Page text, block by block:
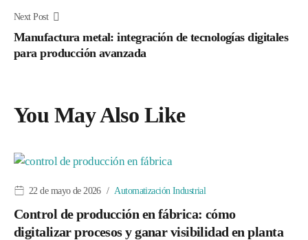
Next Post
Manufactura metal: integración de tecnologías digitales
para producción avanzada
You May Also Like
22 de mayo de 2026 Automatización Industrial
Control de producción en fábrica: cómo
digitalizar procesos y ganar visibilidad en planta